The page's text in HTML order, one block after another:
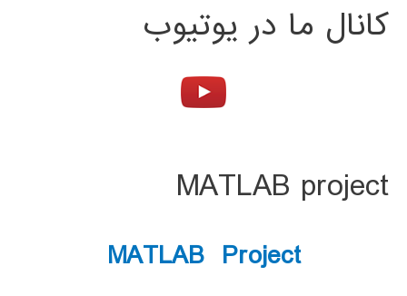
کانال ما در یوتیوب
MATLAB project
MATLAB Project